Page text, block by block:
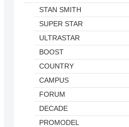
STAN SMITH
SUPER STAR
ULTRASTAR
BOOST
COUNTRY
CAMPUS
FORUM
DECADE
PROMODEL